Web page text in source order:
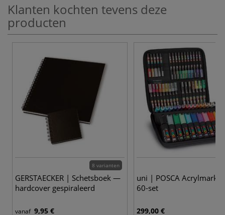
Klanten kochten tevens deze
producten
8 varianten
GERSTAECKER | Schetsboek —
hardcover gespiraleerd
vanaf 9,95 €
uni | POSCA
60-set
299,00 €